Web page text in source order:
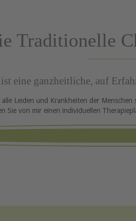
Traditionelle
eine ganzheitliche, auf
Leiden und Krankheiten der
Sie von mir einen individuellen